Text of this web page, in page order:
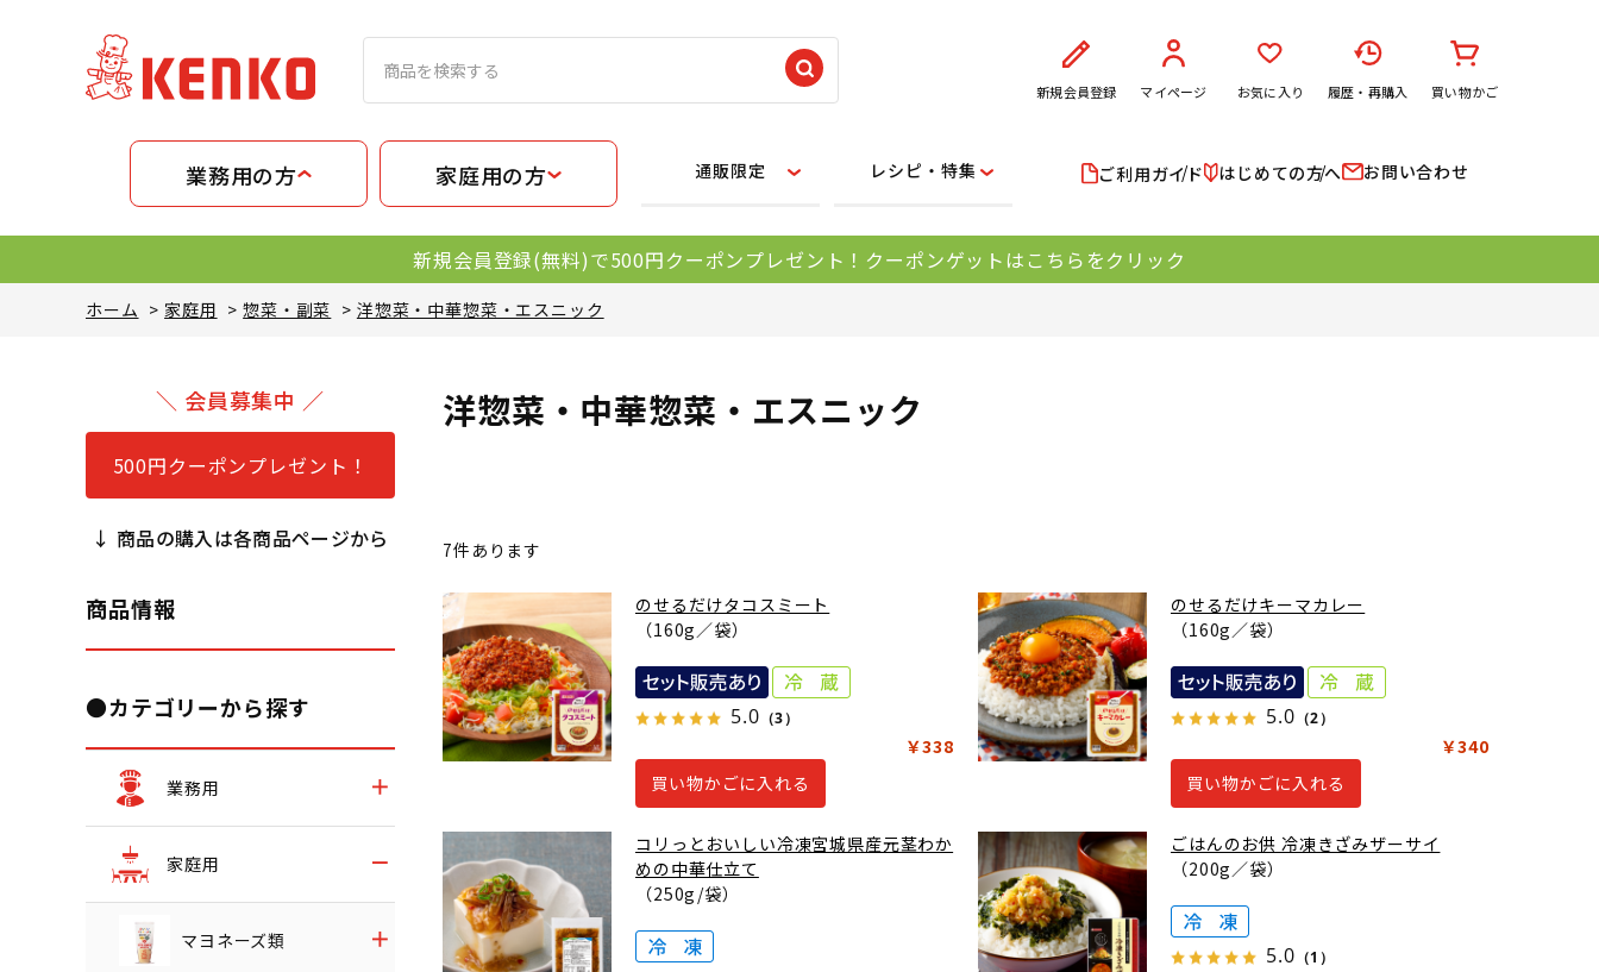
新規会員登録 マイページ お気に入り 履歴・再購入 買い物かご
業務用の方 家庭用の方 通販限定 レシピ・特集 ご利用ガイド はじめての方へ お問い合わせ
新規会員登録(無料)で500円クーポンプレゼント！クーポンゲットはこちらをクリック
ホーム >家庭用 >惣菜・副菜 > 洋惣菜・中華惣菜・エスニック
＼ 会員募集中 ／
500円クーポンプレゼント！
↓ 商品の購入は各商品ページから
商品情報
●カテゴリーから探す
業務用
家庭用
マヨネーズ類
洋惣菜・中華惣菜・エスニック
7件あります
のせるだけタコスミート
（160g／袋）
5.0 （3）
￥338
買い物かごに入れる
のせるだけキーマカレー
（160g／袋）
5.0 （2）
￥340
買い物かごに入れる
コリっとおいしい冷凍宮城県産元茎わか
めの中華仕立て
（250g/袋）
ごはんのお供 冷凍きざみザーサイ
（200g／袋）
5.0 （1）